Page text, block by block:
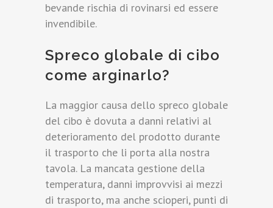
bevande rischia di rovinarsi ed essere
invendibile.
Spreco globale di cibo
come arginarlo?
La maggior causa dello spreco globale
del cibo è dovuta a danni relativi al
deterioramento del prodotto durante
il trasporto che li porta alla nostra
tavola. La mancata gestione della
temperatura, danni improvvisi ai mezzi
di trasporto, ma anche scioperi, punti di